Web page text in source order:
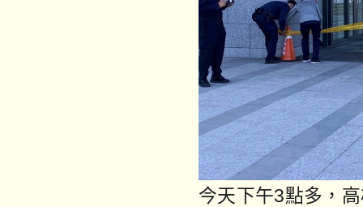
今天下午3點多，